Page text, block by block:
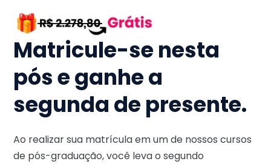
Matricule-se nesta
pós e ganhe a
segunda de presente.
Ao realizar sua matrícula em um de nossos cursos
de pós-graduação, você leva o segundo